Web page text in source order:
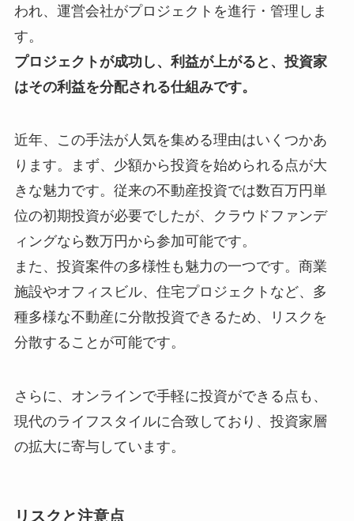
われ、運営会社がプロジェクトを進行・管理しま
す。
プロジェクトが成功し、利益が上がると、投資家
はその利益を分配される仕組みです。
近年、この手法が人気を集める理由はいくつかあ
ります。まず、少額から投資を始められる点が大
きな魅力です。従来の不動産投資では数百万円単
位の初期投資が必要でしたが、クラウドファンデ
ィングなら数万円から参加可能です。
また、投資案件の多様性も魅力の一つです。商業
施設やオフィスビル、住宅プロジェクトなど、多
種多様な不動産に分散投資できるため、リスクを
分散することが可能です。
さらに、オンラインで手軽に投資ができる点も、
現代のライフスタイルに合致しており、投資家層
の拡大に寄与しています。
リスクと注意点